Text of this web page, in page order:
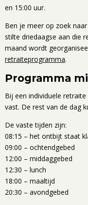
en 15:00 uur.
Ben je meer op zoek
stilte driedaagse aan die
maand wordt
retraiteprogramma.
Programma
Bij een individuele
vast. De rest van de dag
De vaste tijden zijn:
08:15 – het ontbijt staat
09:00 – ochtendgebed
12:00 – middaggebed
12:30 – lunch
18:00 – maaltijd
20:30 – avondgebed